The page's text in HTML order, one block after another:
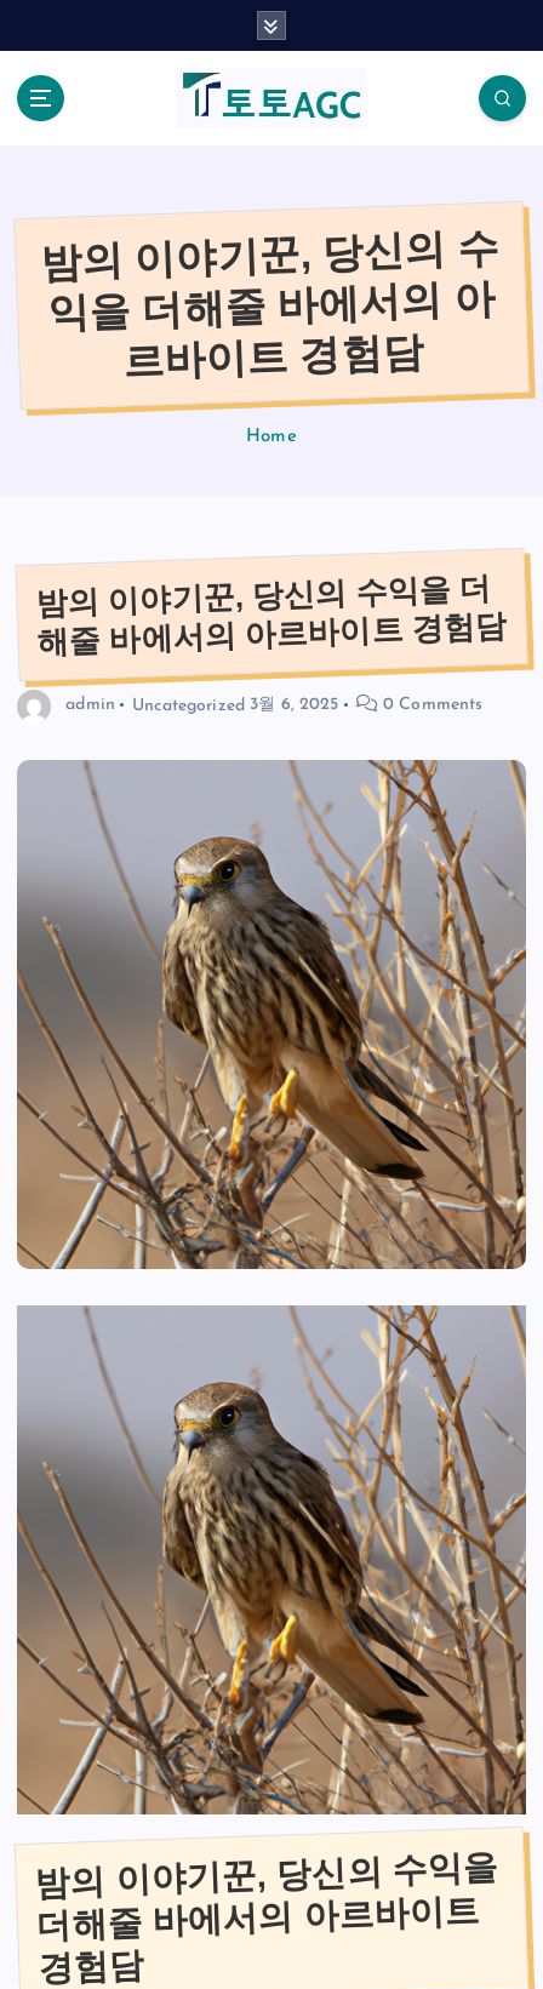
밤의 이야기꾼, 당신의 수
익을 더해줄 바에서의 아
르바이트 경험담
Home
밤의 이야기꾼, 당신의 수익을 더
해줄 바에서의 아르바이트 경험담
admin Uncategorized 3월 6, 2025 0 Comments
밤의 이야기꾼, 당신의 수익을
더해줄 바에서의 아르바이트
경험담